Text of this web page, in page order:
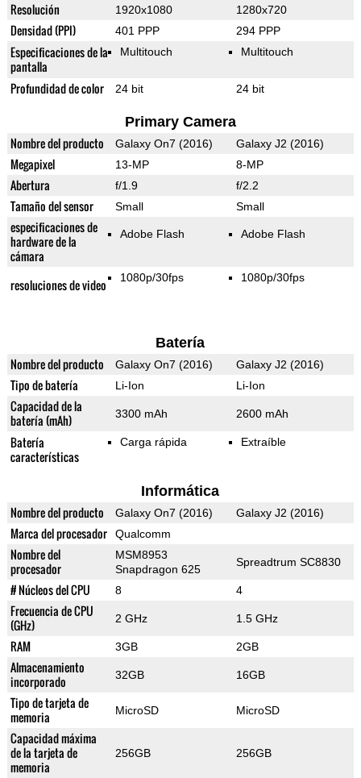
Resolución 1920x1080 1280x720
Densidad (PPI) 401 PPP 294 PPP
Especificaciones de la
pantalla
Multitouch Multitouch
Profundidad de color 24 bit 24 bit
Primary Camera
Nombre del producto Galaxy On7 (2016) Galaxy J2 (2016)
Megapixel 13-MP 8-MP
Abertura f/1.9 f/2.2
Tamaño del sensor Small Small
especificaciones de
hardware de la
cámara
Adobe Flash Adobe Flash
resoluciones de video 1080p/30fps 1080p/30fps
Batería
Nombre del producto Galaxy On7 (2016) Galaxy J2 (2016)
Tipo de batería Li-Ion Li-Ion
Capacidad de la
batería (mAh)
3300 mAh 2600 mAh
Batería
características
Carga rápida Extraíble
Informática
Nombre del producto Galaxy On7 (2016) Galaxy J2 (2016)
Marca del procesador Qualcomm
Nombre del
procesador
MSM8953
Snapdragon 625
Spreadtrum SC8830
# Núcleos del CPU 8 4
Frecuencia de CPU
(GHz)
2 GHz 1.5 GHz
RAM 3GB 2GB
Almacenamiento
incorporado
32GB 16GB
Tipo de tarjeta de
memoria
MicroSD MicroSD
Capacidad máxima
de la tarjeta de
memoria
256GB 256GB